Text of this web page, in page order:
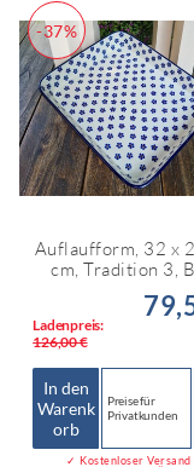
-37%
Auflaufform, 32 x
cm, Tradition 3,
Ladenpreis:
126,00 €
In den
Warenk
orb
Preise für
Privatkunden
✓ Kostenloser Versand